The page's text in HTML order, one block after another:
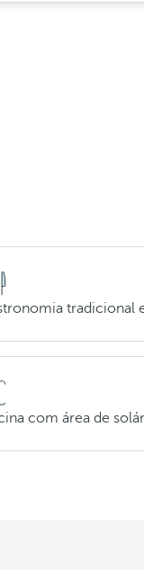
tradicional
com área de